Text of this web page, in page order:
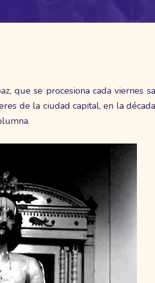
que se procesiona cada viernes
de la ciudad capital, en la